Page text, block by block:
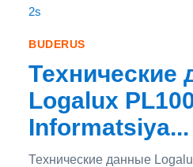
2s
BUDERUS
Технические
Logalux
Informatsiya...
Технические данные